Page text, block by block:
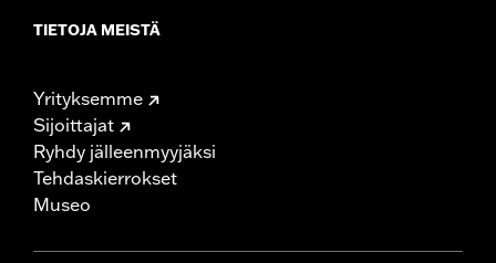
TIETOJA MEISTÄ
Yrityksemme
Sijoittajat
Ryhdy jälleenmyyjäksi
Tehdaskierrokset
Museo